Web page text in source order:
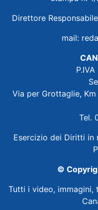
Direttore
mail:
Via per Grottaglie,
Tel.
Esercizio dei Diritti in
©
Tutti i video,